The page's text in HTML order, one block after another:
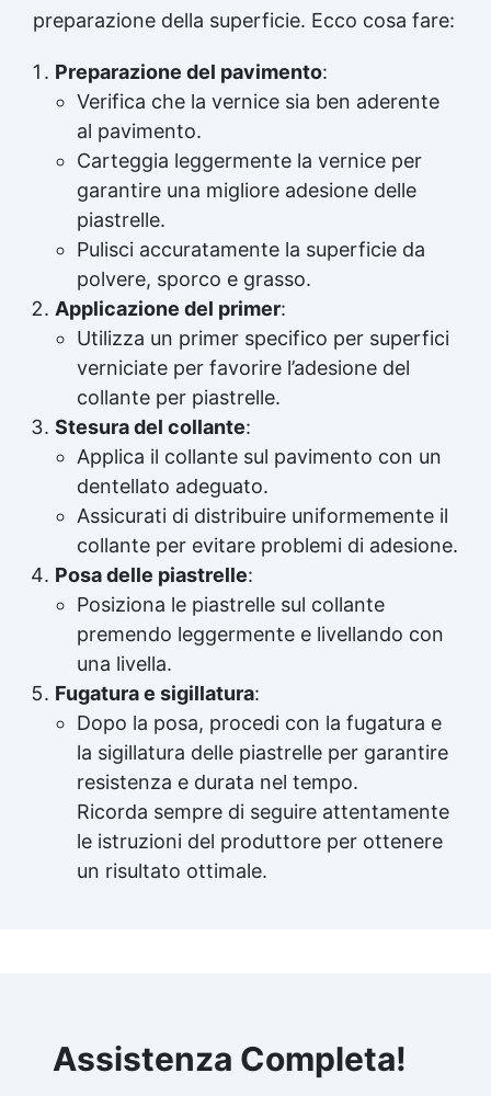
preparazione della superficie. Ecco cosa fare:
Preparazione del pavimento:
Verifica che la vernice sia ben aderente
al pavimento.
Carteggia leggermente la vernice per
garantire una migliore adesione delle
piastrelle.
Pulisci accuratamente la superficie da
polvere, sporco e grasso.
Applicazione del primer:
Utilizza un primer specifico per superfici
verniciate per favorire l’adesione del
collante per piastrelle.
Stesura del collante:
Applica il collante sul pavimento con un
dentellato adeguato.
Assicurati di distribuire uniformemente il
collante per evitare problemi di adesione.
Posa delle piastrelle:
Posiziona le piastrelle sul collante
premendo leggermente e livellando con
una livella.
Fugatura e sigillatura:
Dopo la posa, procedi con la fugatura e
la sigillatura delle piastrelle per garantire
resistenza e durata nel tempo.
Ricorda sempre di seguire attentamente
le istruzioni del produttore per ottenere
un risultato ottimale.
Assistenza Completa!